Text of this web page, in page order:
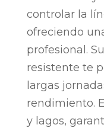
controlar la
ofreciendo
profesional.
resistente te
largas
rendimiento.
y lagos,